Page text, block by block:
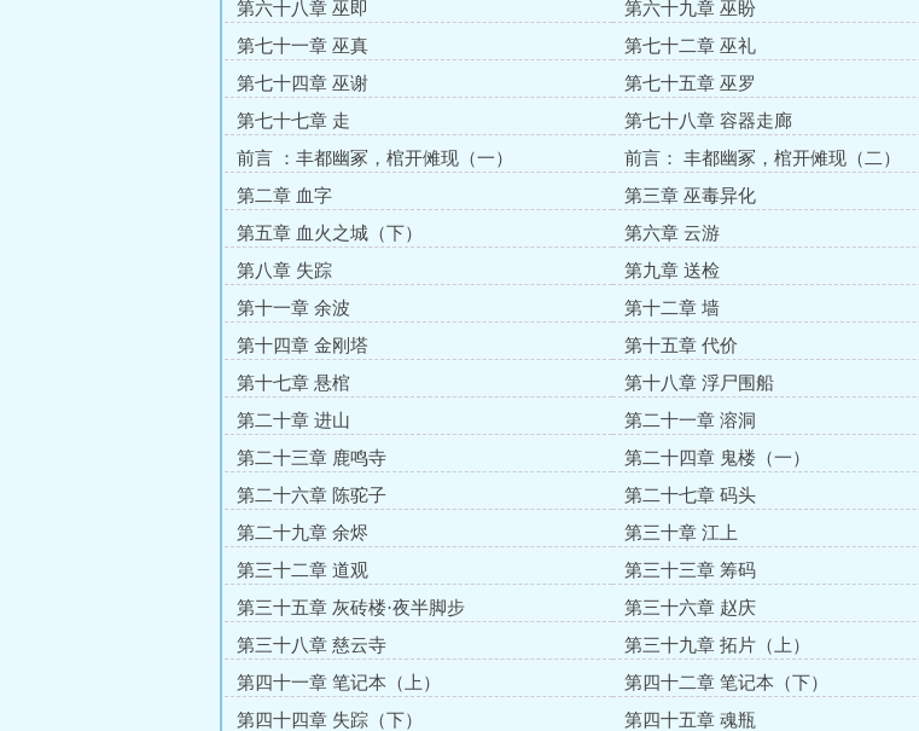
第六十八章 巫即
第六十九章 巫盼
第七十一章 巫真
第七十二章 巫礼
第七十四章 巫谢
第七十五章 巫罗
第七十七章 走
第七十八章 容器走廊
前言 ：丰都幽冢，棺开傩现（一）
前言： 丰都幽冢，棺开傩现（二）
第二章 血字
第三章 巫毒异化
第五章 血火之城（下）
第六章 云游
第八章 失踪
第九章 送检
第十一章 余波
第十二章 墙
第十四章 金刚塔
第十五章 代价
第十七章 悬棺
第十八章 浮尸围船
第二十章 进山
第二十一章 溶洞
第二十三章 鹿鸣寺
第二十四章 鬼楼（一）
第二十六章 陈驼子
第二十七章 码头
第二十九章 余烬
第三十章 江上
第三十二章 道观
第三十三章 筹码
第三十五章 灰砖楼·夜半脚步
第三十六章 赵庆
第三十八章 慈云寺
第三十九章 拓片（上）
第四十一章 笔记本（上）
第四十二章 笔记本（下）
第四十四章 失踪（下）
第四十五章 魂瓶